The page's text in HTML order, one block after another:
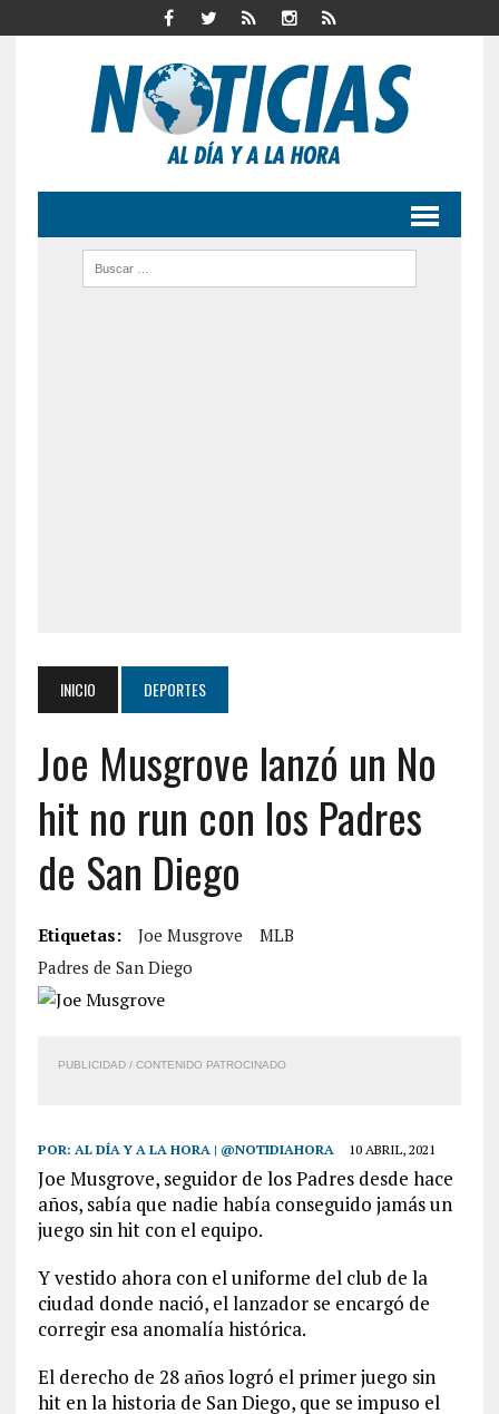
INICIO DEPORTES
Joe Musgrove lanzó un No
hit no run con los Padres
de San Diego
Etiquetas: Joe Musgrove
MLB
Padres de San Diego
PUBLICIDAD / CONTENIDO PATROCINADO
POR: AL DÍA Y A LA HORA | @NOTIDIAHORA 10 ABRIL, 2021
Joe Musgrove, seguidor de los Padres desde hace
años, sabía que nadie había conseguido jamás un
juego sin hit con el equipo.
Y vestido ahora con el uniforme del club de la
ciudad donde nació, el lanzador se encargó de
corregir esa anomalía histórica.
El derecho de 28 años logró el primer juego sin
hit en la historia de San Diego, que se impuso el